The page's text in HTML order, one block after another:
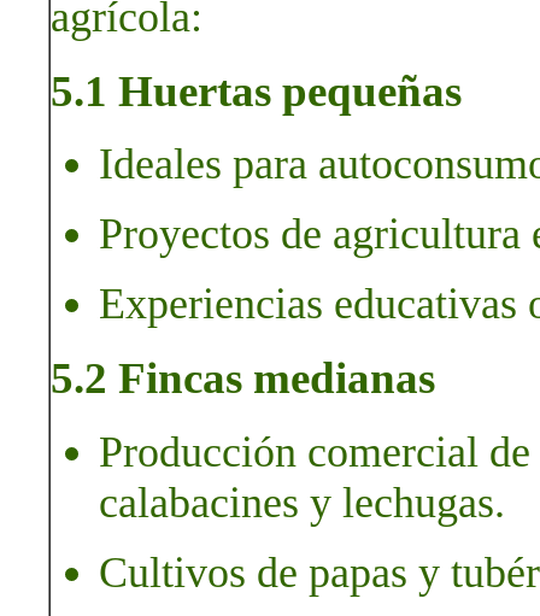
agrícola:
5.1 Huertas pequeñas
Ideales para
Proyectos de agricultura
Experiencias educativas
5.2 Fincas medianas
Producción comercial
calabacines y lechugas.
Cultivos de papas y